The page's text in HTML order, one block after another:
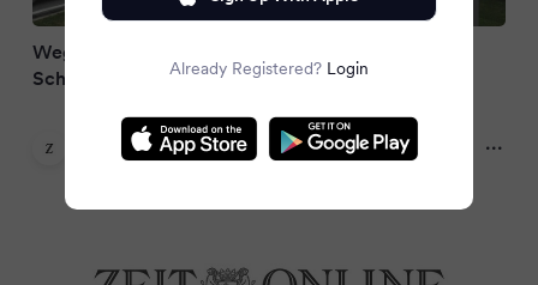
Wegen strengem Abtreibungsrecht: Hirntote
Schwangere wird in den USA am Leben erhalten
ZEIT ONLINE
a year ago
Already Registered? Login